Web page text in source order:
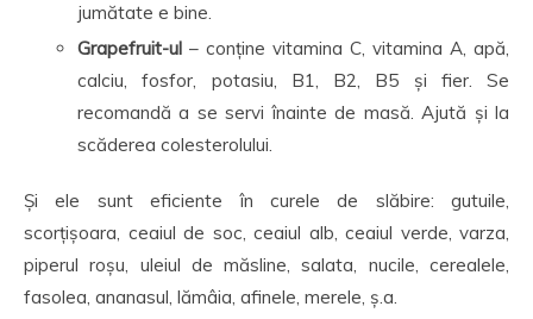
jumătate e bine.
Grapefruit-ul – conține vitamina C, vitamina A, apă,
calciu, fosfor, potasiu, B1, B2, B5 și fier. Se
recomandă a se servi înainte de masă. Ajută și la
scăderea colesterolului.
Și ele sunt eficiente în curele de slăbire: gutuile,
scorțișoara, ceaiul de soc, ceaiul alb, ceaiul verde, varza,
piperul roșu, uleiul de măsline, salata, nucile, cerealele,
fasolea, ananasul, lămâia, afinele, merele, ș.a.